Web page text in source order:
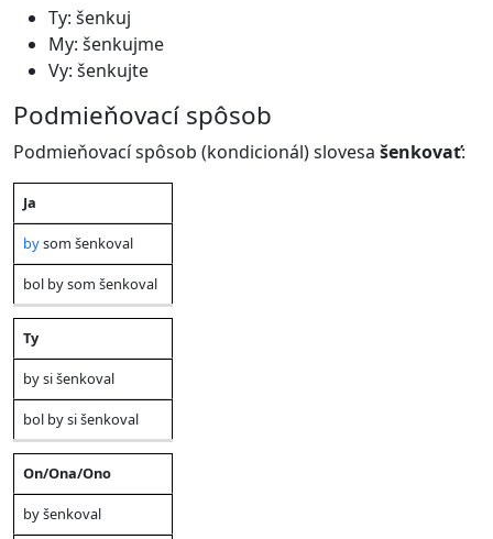
Ty: šenkuj
My: šenkujme
Vy: šenkujte
Podmieňovací spôsob
Podmieňovací spôsob (kondicionál) slovesa šenkovať:
Osoba
čas
Ja
bysom šenkoval
bol by som šenkoval
Ty
by si šenkoval
bol by si šenkoval
On/Ona/Ono
by šenkoval